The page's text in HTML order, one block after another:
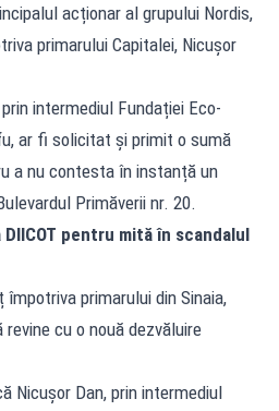
acționar al grupului Nordis,
primarului Capitalei, Nicușor
intermediul Fundației Eco-
ar fi solicitat și primit o sumă
a nu contesta în instanță un
Primăverii nr. 20.
pentru mită în scandalul
împotriva primarului din Sinaia,
revine cu o nouă dezvăluire
Nicușor Dan, prin intermediul